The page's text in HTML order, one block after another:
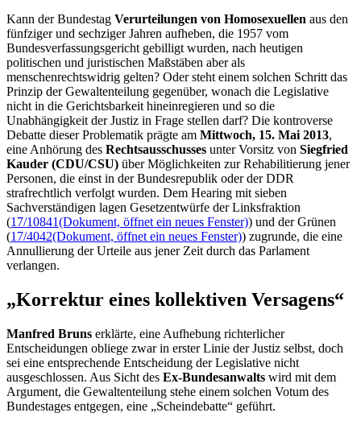
Kann der Bundestag Verurteilungen von Homosexuellen aus den
fünfziger und sechziger Jahren aufheben, die 1957 vom
Bundesverfassungsgericht gebilligt wurden, nach heutigen
politischen und juristischen Maßstäben aber als
menschenrechtswidrig gelten? Oder steht einem solchen Schritt das
Prinzip der Gewaltenteilung gegenüber, wonach die Legislative
nicht in die Gerichtsbarkeit hineinregieren und so die
Unabhängigkeit der Justiz in Frage stellen darf? Die kontroverse
Debatte dieser Problematik prägte am Mittwoch, 15. Mai 2013,
eine Anhörung des Rechtsausschusses unter Vorsitz von Siegfried
Kauder (CDU/CSU) über Möglichkeiten zur Rehabilitierung jener
Personen, die einst in der Bundesrepublik oder der DDR
strafrechtlich verfolgt wurden. Dem Hearing mit sieben
Sachverständigen lagen Gesetzentwürfe der Linksfraktion
(17/10841(Dokument, öffnet ein neues Fenster)) und der Grünen
(17/4042(Dokument, öffnet ein neues Fenster)) zugrunde, die eine
Annullierung der Urteile aus jener Zeit durch das Parlament
verlangen.
„Korrektur eines kollektiven Versagens“
Manfred Bruns erklärte, eine Aufhebung richterlicher
Entscheidungen obliege zwar in erster Linie der Justiz selbst, doch
sei eine entsprechende Entscheidung der Legislative nicht
ausgeschlossen. Aus Sicht des Ex-Bundesanwalts wird mit dem
Argument, die Gewaltenteilung stehe einem solchen Votum des
Bundestages entgegen, eine „Scheindebatte“ geführt.